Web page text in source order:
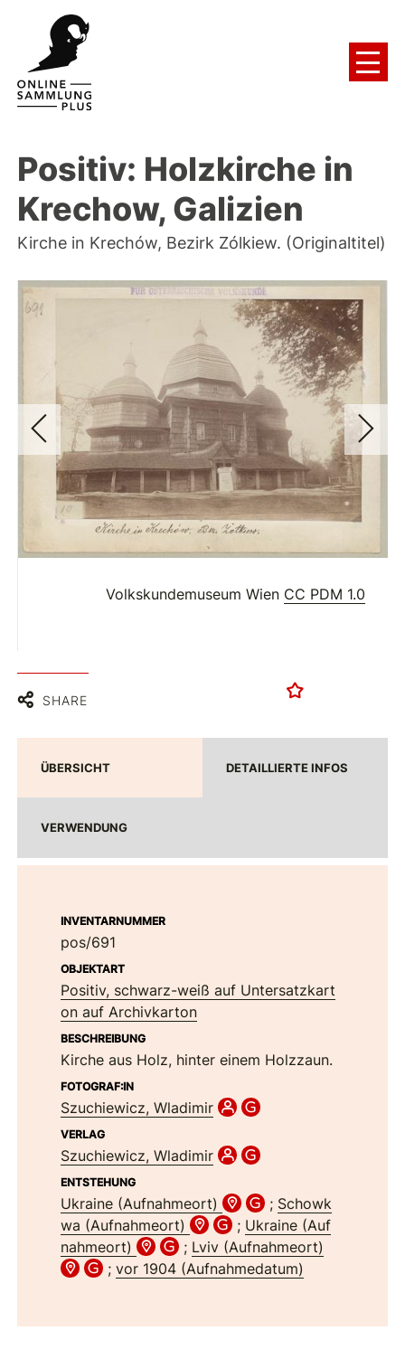
Positiv: Holzkirche in
Krechow, Galizien
Kirche in Krechów, Bezirk Zólkiew. (Originaltitel)
Volkskundemuseum Wien CC PDM 1.0
SHARE
ÜBERSICHT DETAILLIERTE INFOS
VERWENDUNG
INVENTARNUMMER
pos/691
OBJEKTART
Positiv, schwarz-weiß auf Untersatzkart
on auf Archivkarton
BESCHREIBUNG
Kirche aus Holz, hinter einem Holzzaun.
FOTOGRAF:IN
Szuchiewicz, Wladimir
VERLAG
Szuchiewicz, Wladimir
ENTSTEHUNG
Ukraine (Aufnahmeort) ; Schowk
wa (Aufnahmeort)
; Ukraine (Auf
nahmeort)
; Lviv (Aufnahmeort)
; vor 1904 (Aufnahmedatum)